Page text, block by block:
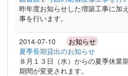
昨年度お知らせした増築工事に加
事を行います。
2014-07-10 お知らせ
夏季長期貸出のお知らせ
８月１３日（水）からの夏季休業
期間が変更されます。